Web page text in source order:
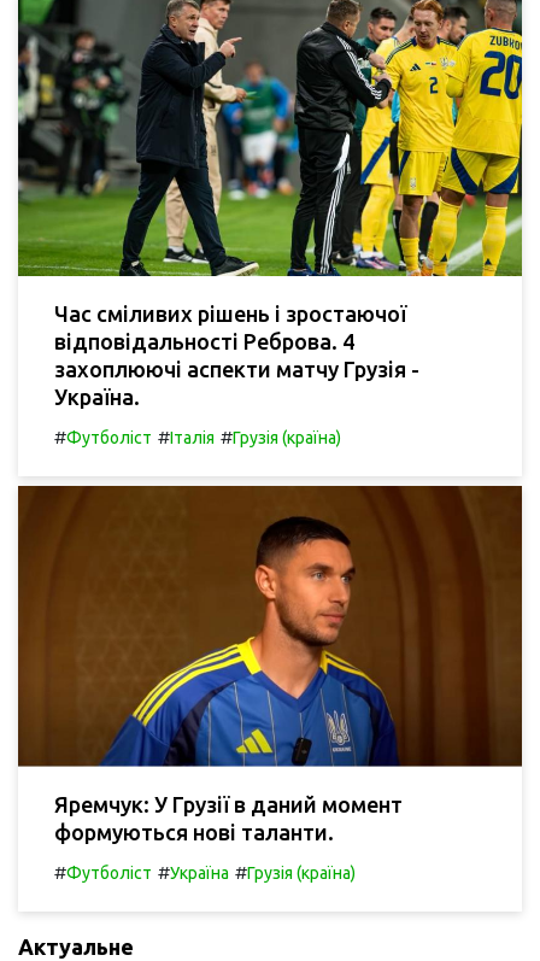
Час сміливих рішень і зростаючої
відповідальності Реброва. 4
захоплюючі аспекти матчу Грузія -
Україна.
#Футболіст #Італія #Грузія (країна)
Яремчук: У Грузії в даний момент
формуються нові таланти.
#Футболіст #Україна #Грузія (країна)
Актуальне